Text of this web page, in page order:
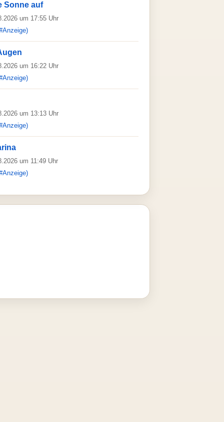
Sonne auf
um 17:55 Uhr
um 16:22 Uhr
um 13:13 Uhr
um 11:49 Uhr